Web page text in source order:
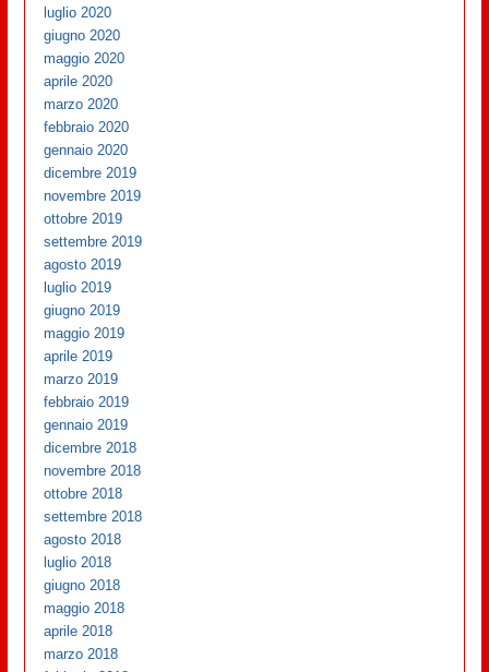
luglio 2020
giugno 2020
maggio 2020
aprile 2020
marzo 2020
febbraio 2020
gennaio 2020
dicembre 2019
novembre 2019
ottobre 2019
settembre 2019
agosto 2019
luglio 2019
giugno 2019
maggio 2019
aprile 2019
marzo 2019
febbraio 2019
gennaio 2019
dicembre 2018
novembre 2018
ottobre 2018
settembre 2018
agosto 2018
luglio 2018
giugno 2018
maggio 2018
aprile 2018
marzo 2018